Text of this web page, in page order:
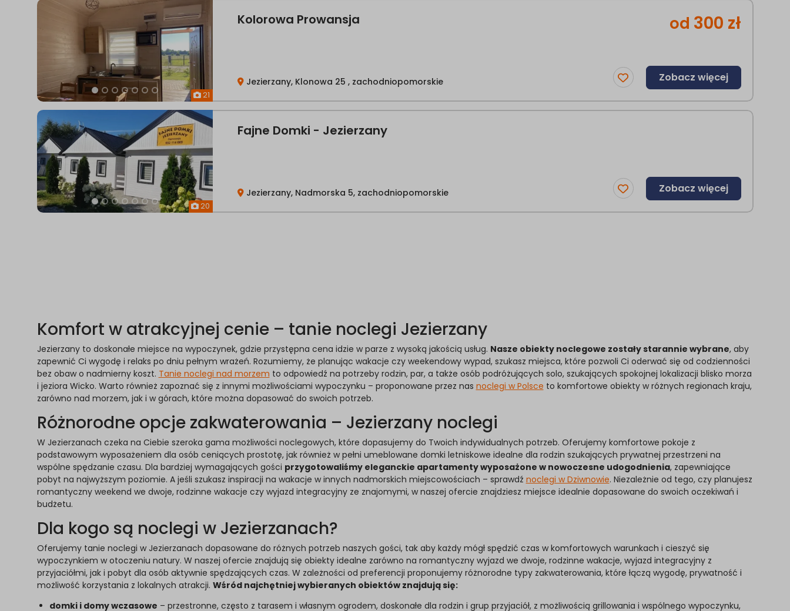
21
Kolorowa Prowansja
Jezierzany, Klonowa 25 , zachodniopomorskie
od 300 zł
Zobacz więcej
20
Fajne Domki - Jezierzany
Jezierzany, Nadmorska 5, zachodniopomorskie Zobacz więcej
Komfort w atrakcyjnej cenie – tanie noclegi Jezierzany
Jezierzany to doskonałe miejsce na wypoczynek, gdzie przystępna cena idzie w parze z wysoką jakością usług. Nasze obiekty noclegowe zostały starannie wybrane, aby
zapewnić Ci wygodę i relaks po dniu pełnym wrażeń. Rozumiemy, że planując wakacje czy weekendowy wypad, szukasz miejsca, które pozwoli Ci oderwać się od codzienności
bez obaw o nadmierny koszt. Tanie noclegi nad morzem to odpowiedź na potrzeby rodzin, par, a także osób podróżujących solo, szukających spokojnej lokalizacji blisko morza
i jeziora Wicko. Warto również zapoznać się z innymi możliwościami wypoczynku – proponowane przez nas noclegi w Polsce to komfortowe obiekty w różnych regionach kraju,
zarówno nad morzem, jak i w górach, które można dopasować do swoich potrzeb.
Różnorodne opcje zakwaterowania – Jezierzany noclegi
W Jezierzanach czeka na Ciebie szeroka gama możliwości noclegowych, które dopasujemy do Twoich indywidualnych potrzeb. Oferujemy komfortowe pokoje z
podstawowym wyposażeniem dla osób ceniących prostotę, jak również w pełni umeblowane domki letniskowe idealne dla rodzin szukających prywatnej przestrzeni na
wspólne spędzanie czasu. Dla bardziej wymagających gości przygotowaliśmy eleganckie apartamenty wyposażone w nowoczesne udogodnienia, zapewniające
pobyt na najwyższym poziomie. A jeśli szukasz inspiracji na wakacje w innych nadmorskich miejscowościach – sprawdź noclegi w Dziwnowie. Niezależnie od tego, czy planujesz
romantyczny weekend we dwoje, rodzinne wakacje czy wyjazd integracyjny ze znajomymi, w naszej ofercie znajdziesz miejsce idealnie dopasowane do swoich oczekiwań i
budżetu.
Dla kogo są noclegi w Jezierzanach?
Oferujemy tanie noclegi w Jezierzanach dopasowane do różnych potrzeb naszych gości, tak aby każdy mógł spędzić czas w komfortowych warunkach i cieszyć się
wypoczynkiem w otoczeniu natury. W naszej ofercie znajdują się obiekty idealne zarówno na romantyczny wyjazd we dwoje, rodzinne wakacje, wyjazd integracyjny z
przyjaciółmi, jak i pobyt dla osób aktywnie spędzających czas. W zależności od preferencji proponujemy różnorodne typy zakwaterowania, które łączą wygodę, prywatność i
możliwość korzystania z lokalnych atrakcji. Wśród najchętniej wybieranych obiektów znajdują się:
domki i domy wczasowe – przestronne, często z tarasem i własnym ogrodem, doskonałe dla rodzin i grup przyjaciół, z możliwością grillowania i wspólnego wypoczynku,